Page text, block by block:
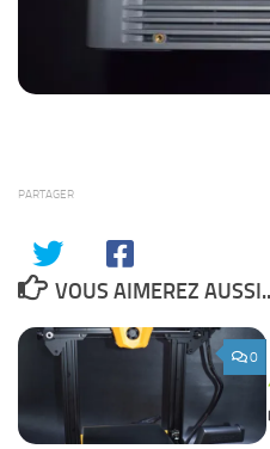
PARTAGER
VOUS AIMEREZ
0